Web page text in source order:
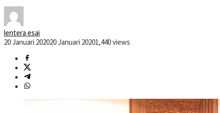
lentera esai
20 Januari 202020 Januari 20201,440 views